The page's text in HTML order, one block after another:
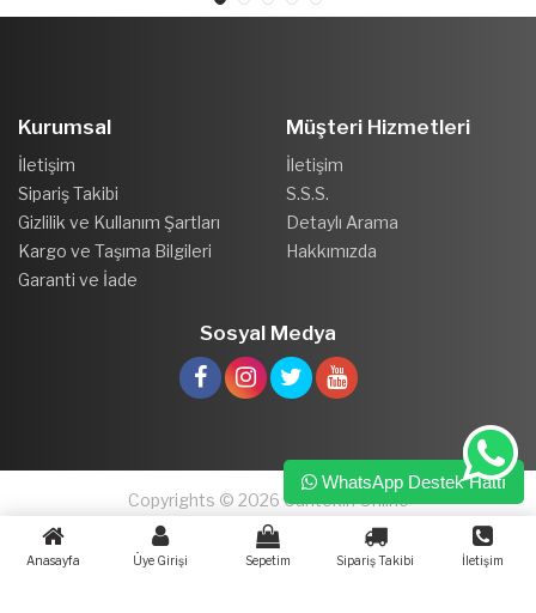
Kurumsal
İletişim
Sipariş Takibi
Gizlilik ve Kullanım Şartları
Kargo ve Taşıma Bilgileri
Garanti ve İade
Müşteri Hizmetleri
İletişim
S.S.S.
Detaylı Arama
Hakkımızda
Sosyal Medya
Copyrights © 2026 Cantekin Online
Anasayfa Üye Girişi Sepetim Sipariş Takibi İletişim
WhatsApp Destek Hattı